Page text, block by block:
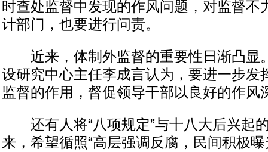
时查处监督中发现的作风问题，对监督不
计部门，也要进行问责。
近来，体制外监督的重要性日渐凸显
设研究中心主任李成言认为，要进一步发
监督的作用，督促领导干部以良好的作风
还有人将“八项规定”与十八大后兴起
来，希望循照“高层强调反腐，民间积极